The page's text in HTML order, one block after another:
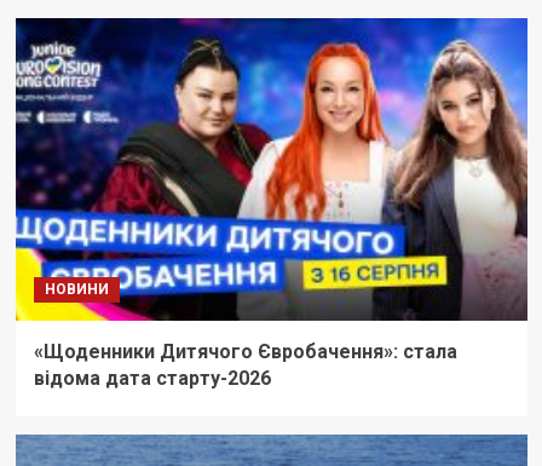
НОВИНИ
«Щоденники Дитячого Євробачення»: стала
відома дата старту-2026